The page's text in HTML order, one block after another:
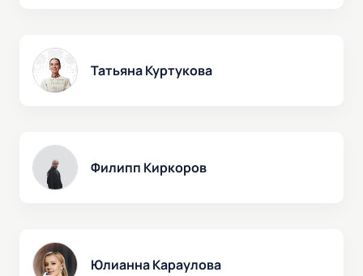
Татьяна Куртукова
Филипп Киркоров
Юлианна Караулова